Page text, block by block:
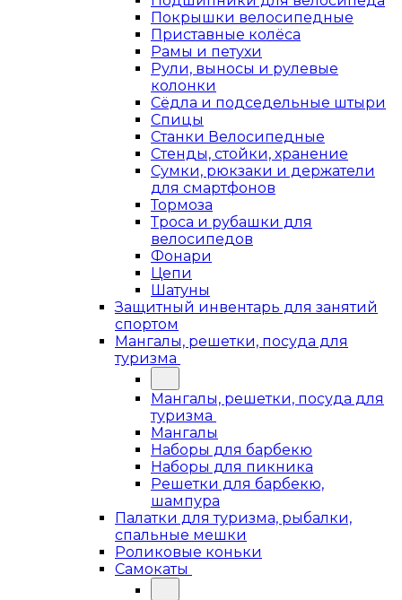
Покрышки велосипедные
Приставные колёса
Рамы и петухи
Рули, выносы и рулевые
колонки
Сёдла и подседельные штыри
Спицы
Станки Велосипедные
Стенды, стойки, хранение
Сумки, рюкзаки и держатели
для смартфонов
Тормоза
Троса и рубашки для
велосипедов
Фонари
Цепи
Шатуны
Защитный инвентарь для занятий
спортом
Мангалы, решетки, посуда для
туризма
Мангалы, решетки, посуда для
туризма
Мангалы
Наборы для барбекю
Наборы для пикника
Решетки для барбекю,
шампура
Палатки для туризма, рыбалки,
спальные мешки
Роликовые коньки
Самокаты